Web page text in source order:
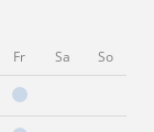
Fr Sa So